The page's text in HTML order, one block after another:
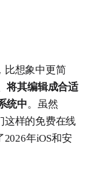
比想象中更简
将其编辑成合适
统中。虽然
这样的免费在线
年iOS和安